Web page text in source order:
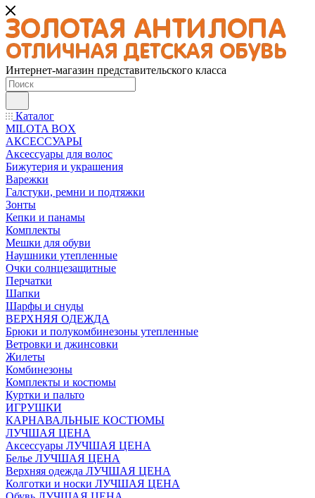
Интернет-магазин представительского класса
Каталог
MILOTA BOX
АКСЕССУАРЫ
Аксессуары для волос
Бижутерия и украшения
Варежки
Галстуки, ремни и подтяжки
Зонты
Кепки и панамы
Комплекты
Мешки для обуви
Наушники утепленные
Очки солнцезащитные
Перчатки
Шапки
Шарфы и снуды
ВЕРХНЯЯ ОДЕЖДА
Брюки и полукомбинезоны утепленные
Ветровки и джинсовки
Жилеты
Комбинезоны
Комплекты и костюмы
Куртки и пальто
ИГРУШКИ
КАРНАВАЛЬНЫЕ КОСТЮМЫ
ЛУЧШАЯ ЦЕНА
Аксессуары ЛУЧШАЯ ЦЕНА
Белье ЛУЧШАЯ ЦЕНА
Верхняя одежда ЛУЧШАЯ ЦЕНА
Колготки и носки ЛУЧШАЯ ЦЕНА